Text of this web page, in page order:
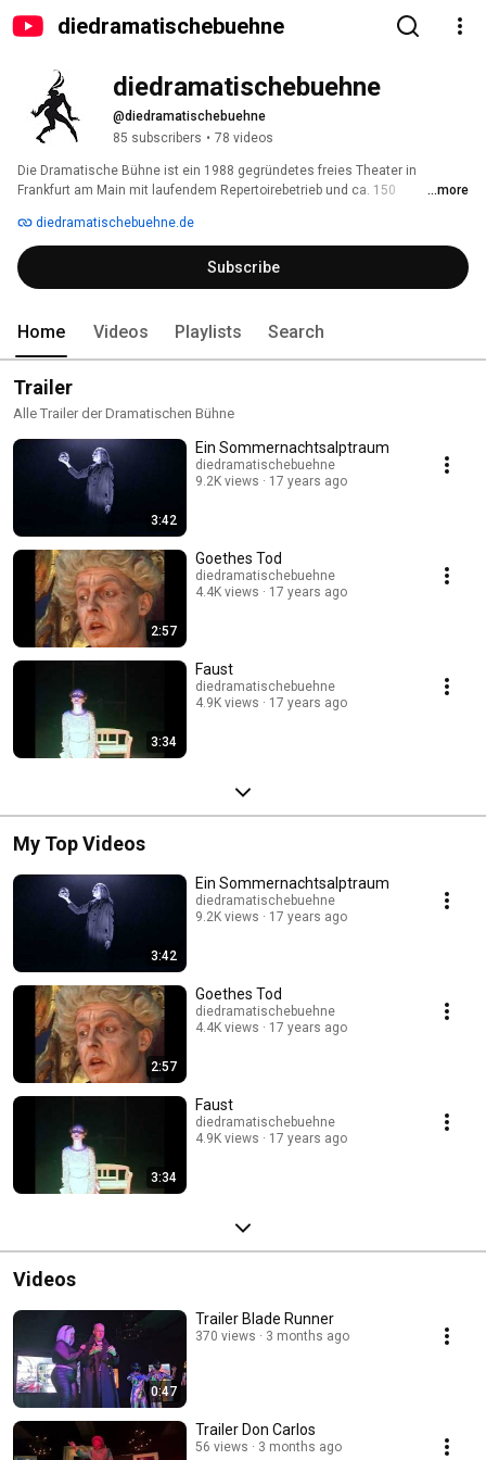
diedramatischebuehne
diedramatischebuehne
@diedramatischebuehne
85 subscribers • 78 videos
Die Dramatische Bühne ist ein 1988 gegründetes freies Theater in
Frankfurt am Main mit laufendem Repertoirebetrieb und ca. 150
...more
diedramatischebuehne.de
Subscribe
Home Videos Playlists Search
Trailer
Alle Trailer der Dramatischen Bühne
3:42
Ein Sommernachtsalptraum
diedramatischebuehne
9.2K views
17 years ago
2:57
Goethes Tod
diedramatischebuehne
4.4K views
17 years ago
3:34
Faust
diedramatischebuehne
4.9K views
17 years ago
My Top Videos
3:42
Ein Sommernachtsalptraum
diedramatischebuehne
9.2K views
17 years ago
2:57
Goethes Tod
diedramatischebuehne
4.4K views
17 years ago
3:34
Faust
diedramatischebuehne
4.9K views
17 years ago
Videos
0:47
Trailer Blade Runner
370 views 3 months ago
Trailer Don Carlos
56 views 3 months ago